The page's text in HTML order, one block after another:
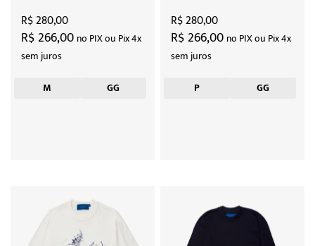
R$ 266,00 no PIX ou Pix 4x
sem juros
R$ 280,00
M GG
R$ 266,00 no PIX ou Pix 4x
sem juros
R$ 280,00
P GG